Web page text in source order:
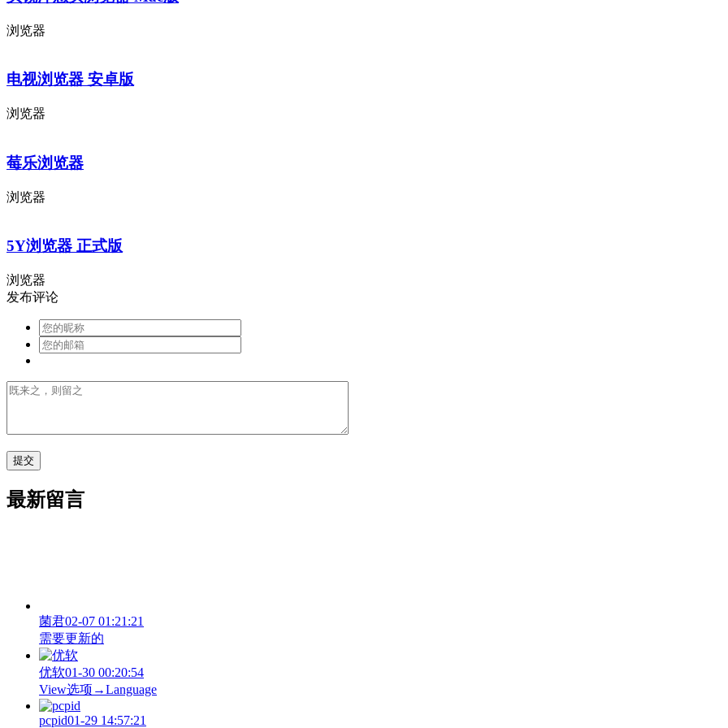
浏览器
电视浏览器 安卓版
浏览器
莓乐浏览器
浏览器
5Y浏览器 正式版
浏览器
发布评论
最新留言
菌君02-07 01:21:21
需要更新的
优软01-30 00:20:54
View‌选项→Language
pcpid01-29 14:57:21